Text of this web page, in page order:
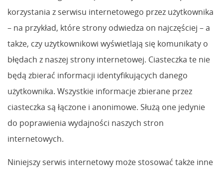
korzystania z serwisu internetowego przez użytkownika
– na przykład, które strony odwiedza on najczęściej – a
także, czy użytkownikowi wyświetlają się komunikaty o
błędach z naszej strony internetowej. Ciasteczka te nie
będą zbierać informacji identyfikujących danego
użytkownika. Wszystkie informacje zbierane przez
ciasteczka są łączone i anonimowe. Służą one jedynie
do poprawienia wydajności naszych stron
internetowych.
Niniejszy serwis internetowy może stosować także inne